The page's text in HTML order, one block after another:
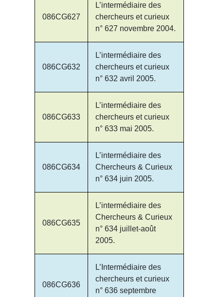
086CG627
L’intermédiaire des
chercheurs et curieux
n° 627 novembre 2004.
086CG632
L’intermédiaire des
chercheurs et curieux
n° 632 avril 2005.
086CG633
L’intermédiaire des
chercheurs et curieux
n° 633 mai 2005.
086CG634
L’intermédiaire des
Chercheurs & Curieux
n° 634 juin 2005.
086CG635
L’intermédiaire des
Chercheurs & Curieux
n° 634 juillet-août
2005.
086CG636
L’Intermédiaire des
chercheurs et curieux
n° 636 septembre